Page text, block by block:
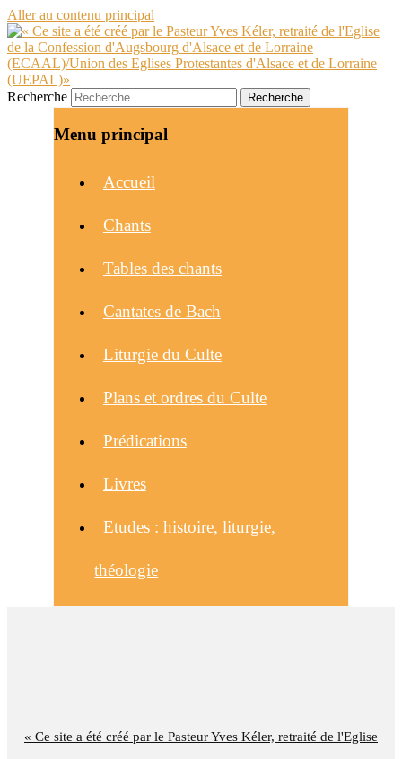
Aller au contenu principal
« Ce site a été créé par le Pasteur Yves Kéler, retraité de l'Eglise
Recherche
Menu principal
Accueil
Chants
Tables des chants
Cantates de Bach
Liturgie du Culte
Plans et ordres du Culte
Prédications
Livres
Etudes : histoire, liturgie,
théologie